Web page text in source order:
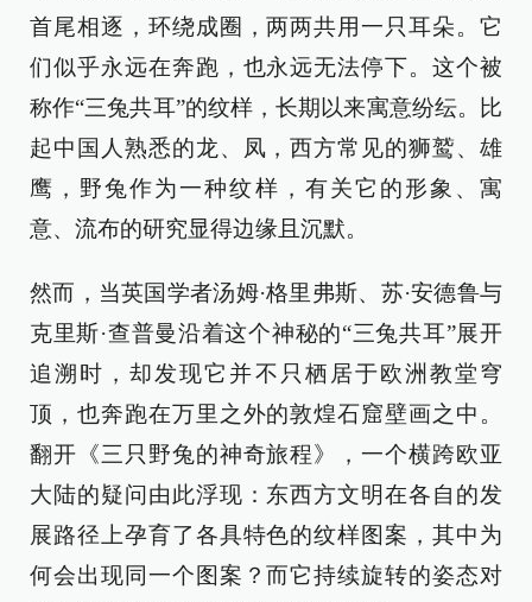
首尾相逐，环绕成圈，两两共用一只耳朵。它
们似乎永远在奔跑，也永远无法停下。这个被
称作“三兔共耳”的纹样，长期以来寓意纷纭。比
起中国人熟悉的龙、凤，西方常见的狮鹫、雄
鹰，野兔作为一种纹样，有关它的形象、寓
意、流布的研究显得边缘且沉默。
然而，当英国学者汤姆·格里弗斯、苏·安德鲁与
克里斯·查普曼沿着这个神秘的“三兔共耳”展开
追溯时，却发现它并不只栖居于欧洲教堂穹
顶，也奔跑在万里之外的敦煌石窟壁画之中。
翻开《三只野兔的神奇旅程》，一个横跨欧亚
大陆的疑问由此浮现：东西方文明在各自的发
展路径上孕育了各具特色的纹样图案，其中为
何会出现同一个图案？而它持续旋转的姿态对